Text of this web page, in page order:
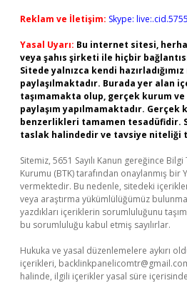
Reklam ve İletişim: Skype:
Yasal Uyarı: Bu internet sitesi,
veya şahıs şirketi ile hiçbir
Sitede yalnızca kendi
paylaşılmaktadır. Burada yer alan
taşımamakta olup, gerçek kurum
paylaşım yapılmamaktadır.
benzerlikleri tamamen tesadüfidir.
taslak halindedir ve tavsiye niteliği
Sitemiz, 5651 Sayılı Kanun gereğince
Kurumu (BTK) tarafından onaylanmış bir
vermektedir. Bu nedenle, sitedeki
veya araştırma yükümlülüğümüz
yazdıkları içeriklerin sorumluluğunu
bu sorumluluğu kabul etmiş sayılırlar.
Hukuka ve yasal düzenlemelere aykırı
içerikleri,
halinde, ilgili içerikler yasal süre